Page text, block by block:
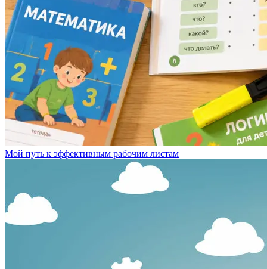
Мой путь к эффективным рабочим листам